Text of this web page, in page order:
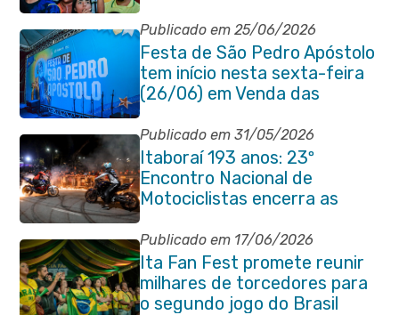
Publicado em 25/06/2026
Festa de São Pedro Apóstolo
tem início nesta sexta-feira
(26/06) em Venda das
Pedras
Publicado em 31/05/2026
Itaboraí 193 anos: 23º
Encontro Nacional de
Motociclistas encerra as
comemorações do
aniversário da cidade
Publicado em 17/06/2026
Ita Fan Fest promete reunir
milhares de torcedores para
o segundo jogo do Brasil